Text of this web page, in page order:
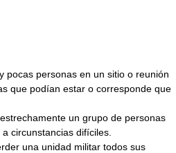
pocas personas en un sitio o reunión
que podían estar o corresponde que
un grupo de personas
circunstancias difíciles.
una unidad militar todos sus